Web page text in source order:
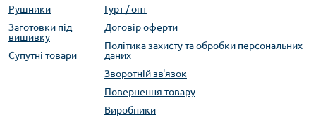
Рушники
Заготовки під
вишивку
Супутні товари
Гурт / опт
Договір оферти
Політика захисту та обробки персональних
даних
Зворотній зв'язок
Повернення товару
Виробники